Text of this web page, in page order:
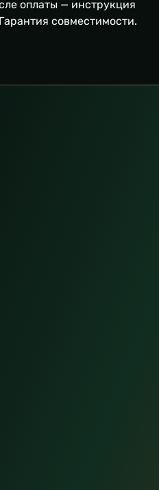
оплаты — инструкция
совместимости.